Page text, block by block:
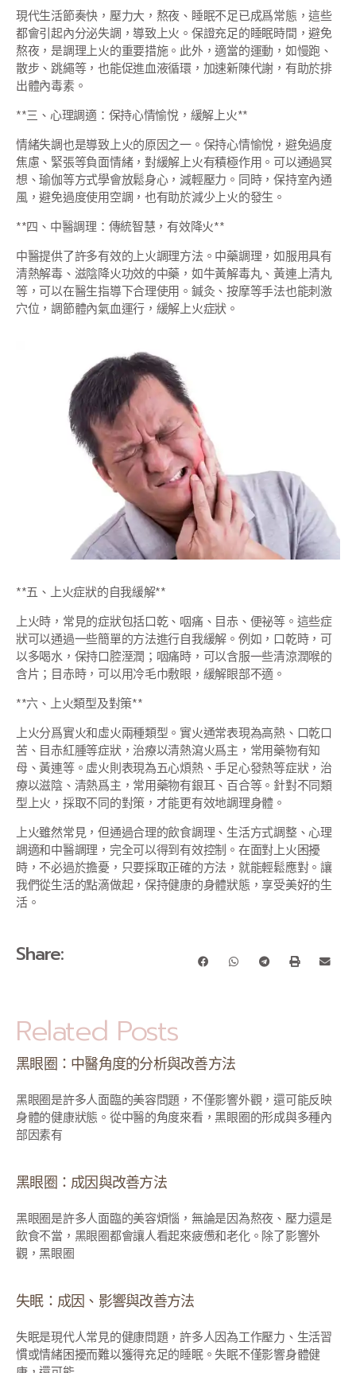
現代生活節奏快，壓力大，熬夜、睡眠不足已成爲常態，這些
都會引起內分泌失調，導致上火。保證充足的睡眠時間，避免
熬夜，是調理上火的重要措施。此外，適當的運動，如慢跑、
散步、跳繩等，也能促進血液循環，加速新陳代謝，有助於排
出體內毒素。
**三、心理調適：保持心情愉悅，緩解上火**
情緒失調也是導致上火的原因之一。保持心情愉悅，避免過度
焦慮、緊張等負面情緒，對緩解上火有積極作用。可以通過冥
想、瑜伽等方式學會放鬆身心，減輕壓力。同時，保持室內通
風，避免過度使用空調，也有助於減少上火的發生。
**四、中醫調理：傳統智慧，有效降火**
中醫提供了許多有效的上火調理方法。中藥調理，如服用具有
清熱解毒、滋陰降火功效的中藥，如牛黃解毒丸、黃連上清丸
等，可以在醫生指導下合理使用。鍼灸、按摩等手法也能刺激
穴位，調節體內氣血運行，緩解上火症狀。
**五、上火症狀的自我緩解**
上火時，常見的症狀包括口乾、咽痛、目赤、便祕等。這些症
狀可以通過一些簡單的方法進行自我緩解。例如，口乾時，可
以多喝水，保持口腔溼潤；咽痛時，可以含服一些清涼潤喉的
含片；目赤時，可以用冷毛巾敷眼，緩解眼部不適。
**六、上火類型及對策**
上火分爲實火和虛火兩種類型。實火通常表現為高熱、口乾口
苦、目赤紅腫等症狀，治療以清熱瀉火爲主，常用藥物有知
母、黃連等。虛火則表現為五心煩熱、手足心發熱等症狀，治
療以滋陰、清熱爲主，常用藥物有銀耳、百合等。針對不同類
型上火，採取不同的對策，才能更有效地調理身體。
上火雖然常見，但通過合理的飲食調理、生活方式調整、心理
調適和中醫調理，完全可以得到有效控制。在面對上火困擾
時，不必過於擔憂，只要採取正確的方法，就能輕鬆應對。讓
我們從生活的點滴做起，保持健康的身體狀態，享受美好的生
活。
Share:
Related Posts
黑眼圈：中醫角度的分析與改善方法
黑眼圈是許多人面臨的美容問題，不僅影響外觀，還可能反映
身體的健康狀態。從中醫的角度來看，黑眼圈的形成與多種內
部因素有
黑眼圈：成因與改善方法
黑眼圈是許多人面臨的美容煩惱，無論是因為熬夜、壓力還是
飲食不當，黑眼圈都會讓人看起來疲憊和老化。除了影響外
觀，黑眼圈
失眠：成因、影響與改善方法
失眠是現代人常見的健康問題，許多人因為工作壓力、生活習
慣或情緒困擾而難以獲得充足的睡眠。失眠不僅影響身體健